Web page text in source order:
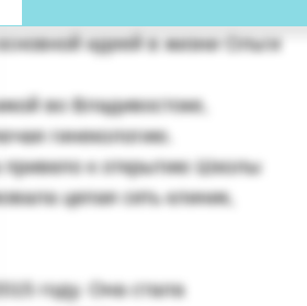
идеей в жизни Ольги
во Владивостоке,
гинекологию.
привело к открытию Школы
целая сеть клиник,
году. Она стала